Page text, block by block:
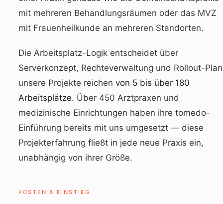
mit mehreren Behandlungsräumen oder das MVZ
mit Frauenheilkunde an mehreren Standorten.
Die Arbeitsplatz-Logik entscheidet über
Serverkonzept, Rechteverwaltung und Rollout-
unsere Projekte reichen von 5 bis über 180
Arbeitsplätze. Über 450 Arztpraxen und
medizinische Einrichtungen haben ihre tomedo-
Einführung bereits mit uns umgesetzt — diese
Projekterfahrung fließt in jede neue Praxis ein,
unabhängig von ihrer Größe.
KOSTEN & EINSTIEG